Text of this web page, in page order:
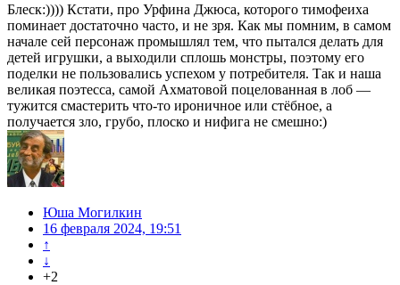
Блеск:)))) Кстати, про Урфина Джюса, которого тимофеиха
поминает достаточно часто, и не зря. Как мы помним, в самом
начале сей персонаж промышлял тем, что пытался делать для
детей игрушки, а выходили сплошь монстры, поэтому его
поделки не пользовались успехом у потребителя. Так и наша
великая поэтесса, самой Ахматовой поцелованная в лоб —
тужится смастерить что-то ироничное или стёбное, а
получается зло, грубо, плоско и нифига не смешно:)
Юша Могилкин
16 февраля 2024, 19:51
↑
↓
+2